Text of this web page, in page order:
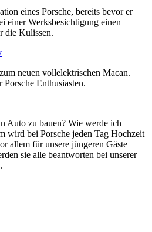
eines Porsche, bereits bevor er
einer Werksbesichtigung einen
die Kulissen.
neuen vollelektrischen Macan.
Enthusiasten.
Auto zu bauen? Wie werde ich
wird bei Porsche jeden Tag Hochzeit
allem für unsere jüngeren Gäste
sie alle beantworten bei unserer